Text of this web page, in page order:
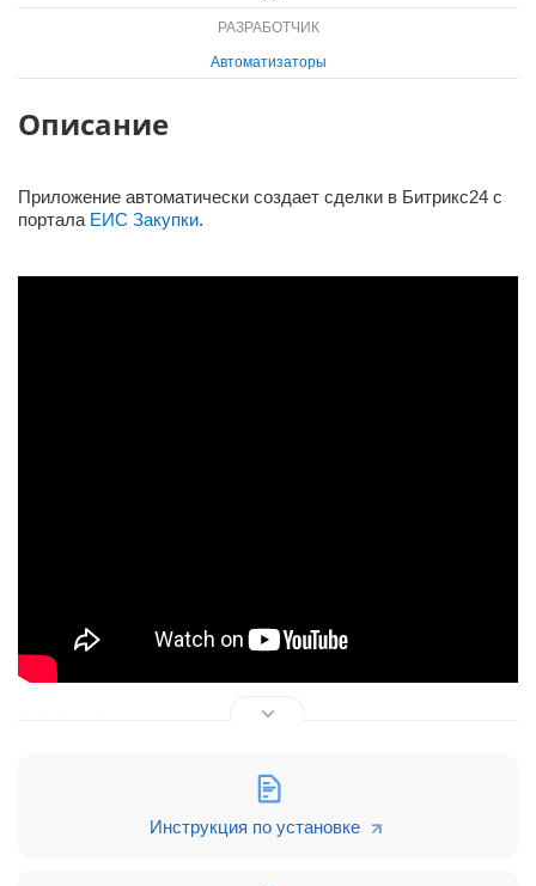
РАЗРАБОТЧИК
Автоматизаторы
Описание
Приложение автоматически создает сделки в Битрикс24 с
портала ЕИС Закупки.
Инструкция по установке